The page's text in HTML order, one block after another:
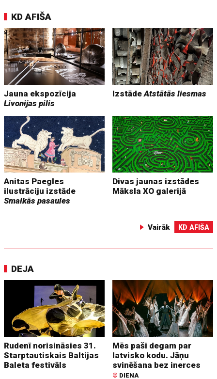
KD AFIŠA
Jauna ekspozīcija
Livonijas pilis
IzstādeAtstātās liesmas
Anitas Paegles
ilustrāciju izstāde
Smalkās pasaules
Divas jaunas izstādes
Māksla XO galerijā
Vairāk KD AFIŠA
DEJA
Rudenī norisināsies 31.
Starptautiskais Baltijas
Baleta festivāls
Mēs paši degam par
latvisko kodu. Jāņu
svinēšana bez inerces
© DIENA